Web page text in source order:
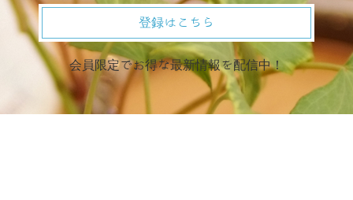
登録はこちら
会員限定でお得な最新情報を配信中！